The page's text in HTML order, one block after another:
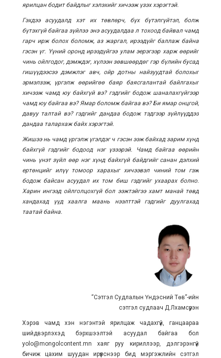
ярилцан бодит байдлыг хэлэхийг хичээж үзэх хэрэгтэй.
Гэхдээ асуудалд хэт их төвлөрч, бүх бүтэлгүйтэл, болж
бүтэхгүй байгаа зүйлээ энэ асуудалдаа л тохоод байвал чамд
гарч ирж болох боломж, аз жаргал, ирээдүйг баллаж байна
гэсэн үг. Үүний оронд ирээдүйгээ улам эерэгээр харж өөрийг
чинь ойлгодог, дэмждэг, хүлээн зөвшөөрдөг гэр бүлийн бусад
гишүүдээсээ дэмжлэг авч, ойр дотны найзуудтай болохыг
эрмэлзэж, үргэлж өөрийгөө баяр баясгалантай байлгахыг
хичээж чамд юу байхгүй вэ? гэдгийг бодож шаналахгүйгээр
чамд юу байгаа вэ? Ямар боломж байгаа вэ? Би ямар онцгой,
давуу талтай вэ? гэдгийг дандаа бодож тэдгээр зүйлүүддээ
дандаа талархаж байх хэрэгтэй.
Жишээ нь чамд үргэлж үгэлдэг ч гэсэн ээж байхад зарим хүнд
байхгүй гэдгийг бодоод нэг үзээрэй. Чамд байгаа өөрийн
чинь үнэт зүйл өөр нэг хүнд байхгүй байдгийг санан дэлхий
ертөнцийг илүү томоор харахыг хичээвэл чиний том гэж
бодож байсан асуудал их том биш гэдгийг ухаарах болно.
Харин ингээд ойлголцохгүй бол ээжтэйгээ хамт манай төвд
хандахад үүд хаалга маань нээлттэй гэдгийг дуулгахад
таатай байна.
“Сэтгэл Судлалын Үндэсний Төв”-ийн
сэтгэл судлаач Д.Лхамсүрэн
Хэрэв чамд хэн нэгэнтэй ярилцаж чадахгүй, ганцаараа
шийдвэрлэхэд бэрхшээлтэй асуудал байгаа бол
yolo@mongolcontent.mn хаяг руу кириллээр, дэлгэрэнгүй
бичиж цахим шуудан ирүүлснээр бид мэргэжлийн сэтгэл